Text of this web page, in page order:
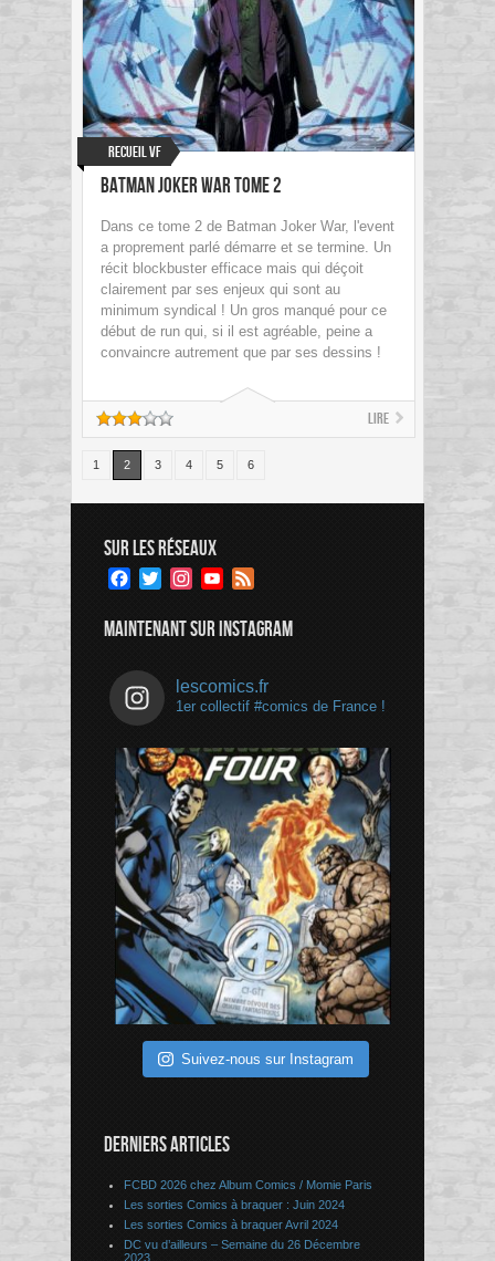
Recueil VF
Batman Joker War Tome 2
Dans ce tome 2 de Batman Joker War, l'event
a proprement parlé démarre et se termine. Un
récit blockbuster efficace mais qui déçoit
clairement par ses enjeux qui sont au
minimum syndical ! Un gros manqué pour ce
début de run qui, si il est agréable, peine a
convaincre autrement que par ses dessins !
Lire
1 2 3 4 5 6
SUR LES RÉSEAUX
Facebook
TwitterInstagramYouTube
MAINTENANT SUR INSTAGRAM
lescomics.fr
1er collectif #comics de France !
Suivez-nous sur Instagram
DERNIERS ARTICLES
FCBD 2026 chez Album Comics / Momie Paris
Les sorties Comics à braquer : Juin 2024
Les sorties Comics à braquer Avril 2024
DC vu d’ailleurs – Semaine du 26 Décembre
2023